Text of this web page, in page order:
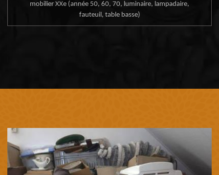
mobilier XXe (année 50, 60, 70, luminaire, lampadaire,
fauteuil, table basse)